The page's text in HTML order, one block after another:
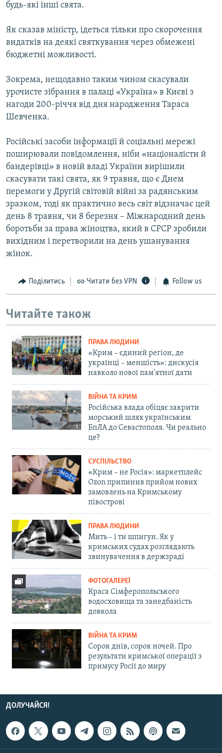
будь-які інші свята.
Як сказав міністр, ідеться тільки про скорочення
видатків на деякі святкування через обмежені
бюджетні можливості.
Зокрема, нещодавно таким чином скасували
урочисте зібрання в палаці «Україна» в Києві з
нагоди 200-річчя від дня народження Тараса
Шевченка.
Російські засоби інформації й соціальні мережі
поширювали повідомлення, ніби «націоналісти й
бандерівці» в новій владі України вирішили
скасувати такі свята, як 9 травня, що є Днем
перемоги у Другій світовій війні за радянським
зразком, тоді як практично весь світ відзначає цей
день 8 травня, чи 8 березня – Міжнародний день
боротьби за права жіноцтва, який в СРСР зробили
вихідним і перетворили на день ушанування
жінок.
Поділитись Читати без VPN Follow us
Читайте також
ПРАВА ЛЮДИНИ
«Крим – єдиний регіон, де
українці – меншість»: дискусія
навколо нової пам'ятної дати
ВІЙНА ТА КРИМ
Російська влада обіцяє закрити
морський шлях українським
БпЛА до Севастополя. Чи реально
це?
СУСПІЛЬСТВО
«Крим – не Росія»: маркетплейс
Ozon припинив прийом нових
замовлень на Кримському
півострові
ПРАВА ЛЮДИНИ
Мить – і ти шпигун. Як у
кримських судах розглядають
звинувачення в держзраді
ФОТОГАЛЕРЕЇ
Краса Сімферопольського
водосховища та занедбаність
довкола
ВІЙНА ТА КРИМ
Сорок днів, сорок ночей. Про
результати кримської операції з
примусу Росії до миру
ДОЛУЧАЙСЯ!